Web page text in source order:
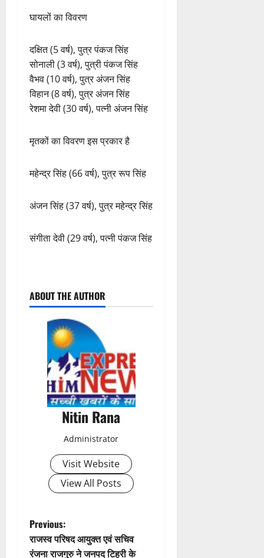
घायलों का विवरण
दक्षित (5 वर्ष), पुत्र पंकज सिंह
सोनाली (3 वर्ष), पुत्री पंकज सिंह
वैभव (10 वर्ष), पुत्र अंजन सिंह
विहान (8 वर्ष), पुत्र अंजन सिंह
रेशमा देवी (30 वर्ष), पत्नी अंजन सिंह
मृतकों का विवरण इस प्रकार है
महेन्द्र सिंह (66 वर्ष), पुत्र रूप सिंह
अंजन सिंह (37 वर्ष), पुत्र महेन्द्र सिंह
संगीता देवी (29 वर्ष), पत्नी पंकज सिंह
o
t
ABOUT THE AUTHOR
Nitin Rana
Administrator
Visit Website
View All Posts
P
Previous:
राजस्व परिषद आयुक्त एवं सचिव
रंजना राजगुरु ने जनपद टिहरी के